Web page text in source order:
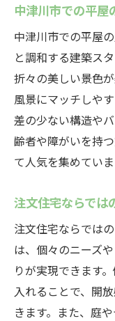
注文住
中津川市
機能的
注文住宅で作
中津川市
平屋で実
注文住宅
家族構成
環境に優
中津川市で注
土地選び
設計時に
中津川市での平屋
中津川市での平屋
と調和する建築ス
折々の美しい景色
風景にマッチしや
差の少ない構造や
齢者や障がいを持
て人気を集めていま
注文住宅ならでは
注文住宅ならでは
は、個々のニーズ
りが実現できます
入れることで、開
きます。また、庭